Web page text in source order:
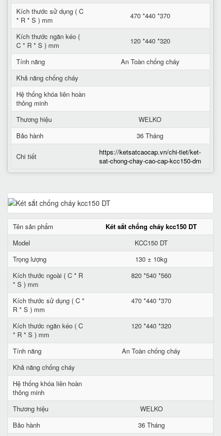
Kích thước sử dụng ( C
* R * S ) mm
470 *440 *370
Kích thước ngăn kéo (
C * R * S ) mm
120 *440 *320
Tính năng
An Toàn chống cháy
Khả năng chống cháy
Hệ thống khóa liên hoàn
thông minh
Thương hiệu
WELKO
Bảo hành
36 Tháng
Chi tiết
https://ketsatcaocap.vn/chi-tiet/ket-
sat-chong-chay-cao-cap-kcc150-dm
Tên sản phẩm
Két sắt chống cháy kcc150 DT
Model
KCC150 DT
Trọng lượng
130 ± 10kg
Kích thước ngoài ( C * R
* S ) mm
820 *540 *560
Kích thước sử dụng ( C *
R * S ) mm
470 *440 *370
Kích thước ngăn kéo ( C
* R * S ) mm
120 *440 *320
Tính năng
An Toàn chống cháy
Khả năng chống cháy
Hệ thống khóa liên hoàn
thông minh
Thương hiệu
WELKO
Bảo hành
36 Tháng